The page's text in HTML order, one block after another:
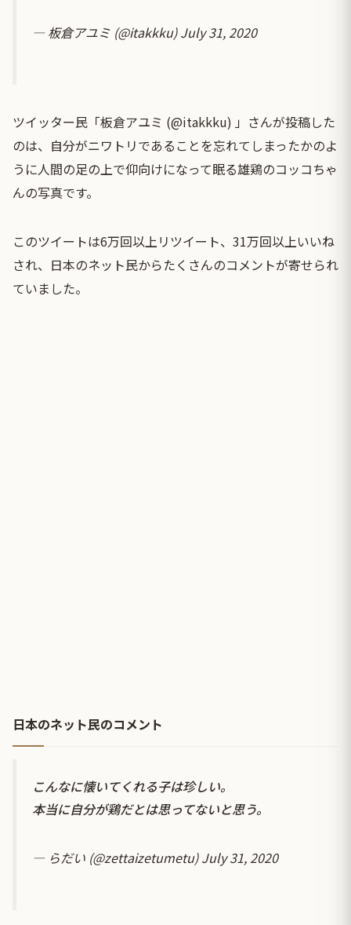
— 板倉アユミ (@itakkku)July 31, 2020
ツイッター民「板倉アユミ (@itakkku) 」さんが投稿した
のは、自分がニワトリであることを忘れてしまったかのよ
うに人間の足の上で仰向けになって眠る雄鶏のコッコちゃ
んの写真です。
このツイートは6万回以上リツイート、31万回以上いいね
され、日本のネット民からたくさんのコメントが寄せられ
ていました。
日本のネット民のコメント
こんなに懐いてくれる子は珍しい。
本当に自分が鶏だとは思ってないと思う。
— らだい (@zettaizetumetu)July 31, 2020